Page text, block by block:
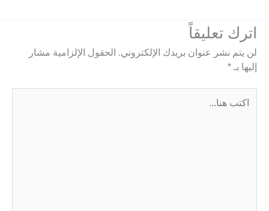
اترك تعليقاً
لن يتم نشر عنوان بريدك الإلكتروني. الحقول الإلزامية مشار
إليها بـ *
هنا...